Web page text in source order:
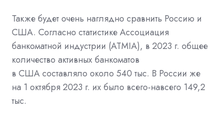
Также будет очень наглядно сравнить Россию и
США. Согласно статистике Ассоциация
банкоматной индустрии (ATMIA), в 2023 г. общее
количество активных банкоматов
в СШАсоставляло около 540 тыс. В России же
на 1 октября 2023 г. их было всего-навсего 149,2
тыс.